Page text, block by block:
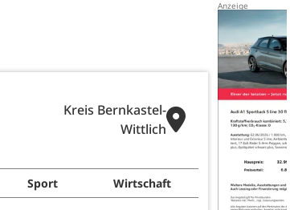
Kreis Bernkastel-
Wittlich
Sport Wirtschaft